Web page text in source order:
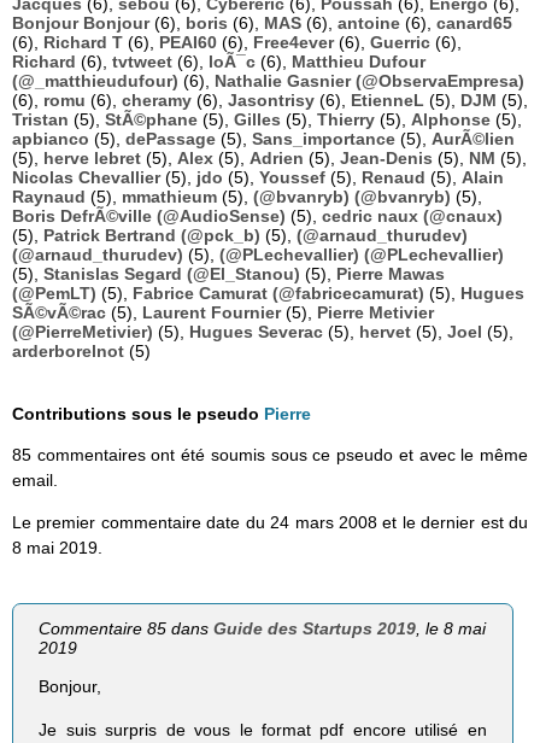
Bonjour Bonjour(6), boris (6), MAS (6), antoine (6), canard65
(6), Richard T (6), PEAI60 (6), Free4ever(6), Guerric (6),
Richard (6), tvtweet (6), loÃ¯c (6), Matthieu Dufour
(@_matthieudufour) (6), Nathalie Gasnier (@ObservaEmpresa)
(6), romu (6), cheramy (6), Jasontrisy (6), EtienneL (5), DJM (5),
Tristan (5), StÃ©phane (5), Gilles (5), Thierry (5), Alphonse (5),
apbianco (5), dePassage (5), Sans_importance (5), AurÃ©lien
(5), herve lebret (5), Alex (5), Adrien (5), Jean-Denis (5), NM (5),
Nicolas Chevallier(5), jdo (5), Youssef (5), Renaud (5), Alain
Raynaud (5), mmathieum (5), (@bvanryb) (@bvanryb) (5),
Boris DefrÃ©ville (@AudioSense) (5), cedric naux (@cnaux)
(5), Patrick Bertrand (@pck_b) (5), (@arnaud_thurudev)
(@arnaud_thurudev) (5), (@PLechevallier) (@PLechevallier)
(5), Stanislas Segard (@El_Stanou) (5), Pierre Mawas
(@PemLT) (5), Fabrice Camurat (@fabricecamurat) (5), Hugues
SÃ©vÃ©rac (5), Laurent Fournier(5), Pierre Metivier
(@PierreMetivier) (5), Hugues Severac (5), hervet (5), Joel (5),
arderborelnot (5)
Contributions sous le pseudo Pierre
85 commentaires ont été soumis sous ce pseudo et avec le même
email.
Le premier commentaire date du 24 mars 2008 et le dernier est du
8 mai 2019.
Commentaire 85 dansGuide des Startups 2019, le 8 mai
2019
Bonjour,
Je suis surpris de vous le format pdf encore utilisé en